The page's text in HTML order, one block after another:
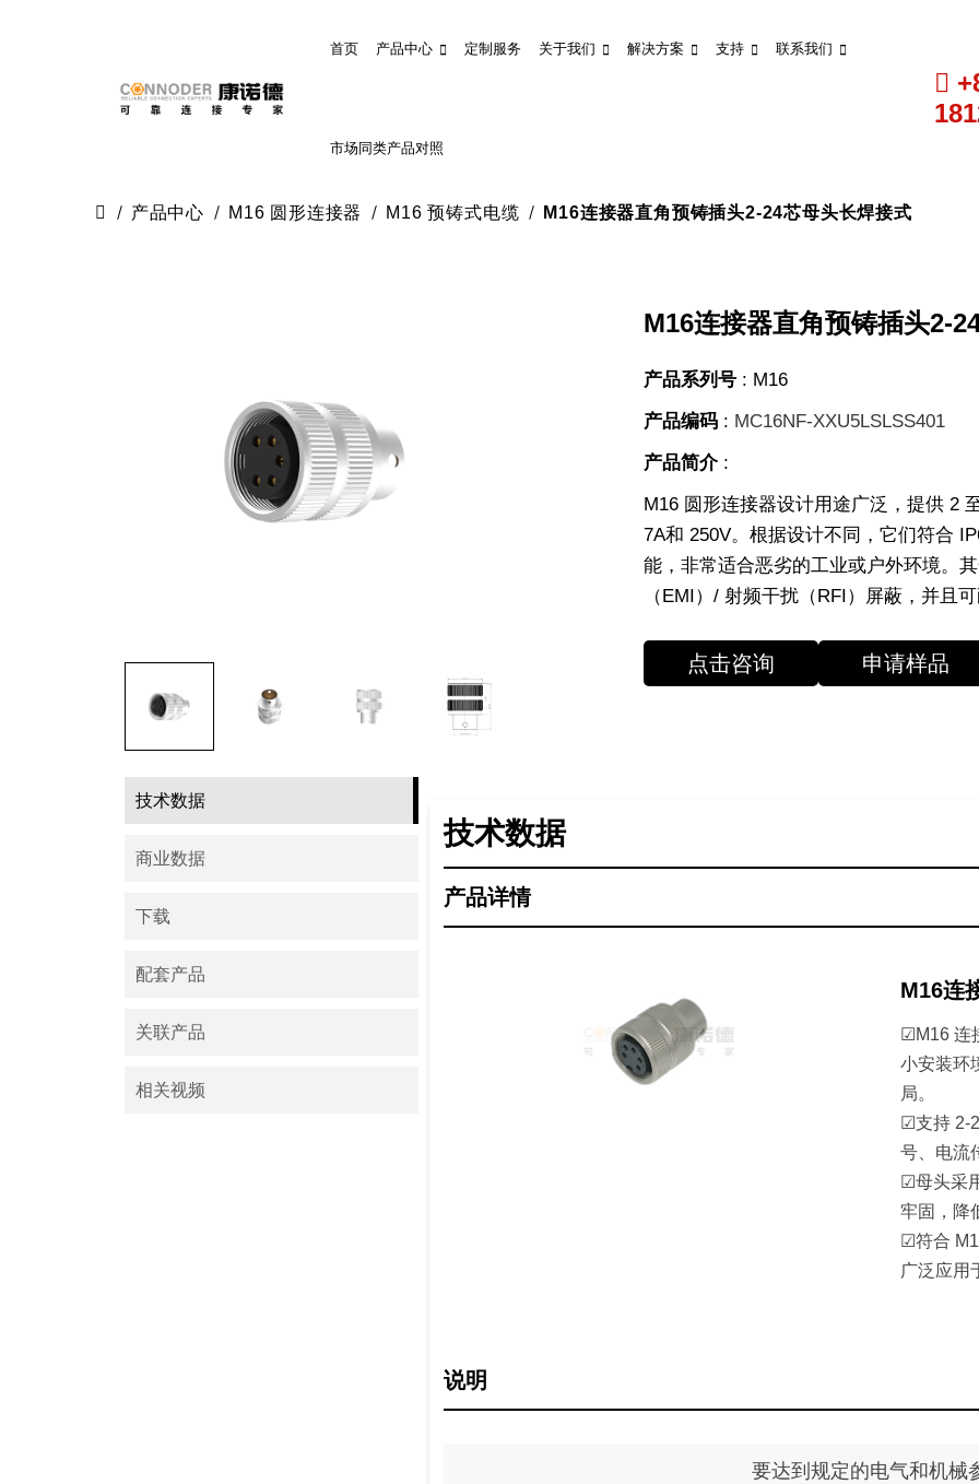
首页 产品中心 定制服务 关于我们 解决方案 支持 联系我们
市场同类产品对照
产品中心 M16 圆形连接器 M16 预铸式电缆 M16连接器直角预铸插头2-24芯母头长焊接式
M16连接器直角预铸插头2-
产品系列号 : M16
产品编码 : MC16NF-XXU5LSLSS401
产品简介:
M16 圆形连接器设计用途广泛，提供 2
7A和 250V。根据设计不同，它们符合
能，非常适合恶劣的工业或户外环境。
（EMI）/ 射频干扰（RFI）屏蔽，并且
点击咨询 申请样品
技术数据
商业数据
下载
配套产品
关联产品
相关视频
技术数据
产品详情
M16连
☑M16 连
小安装环
局。
☑支持 2-
号、电流
☑母头采
牢固，降
☑符合
广泛应用
说明
要达到规定的电气和机械